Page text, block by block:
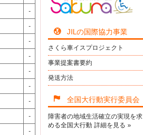
-
-
-
-
-
-
-
-
-
JILの国際協力事業
さくら車イスプロジェクト
事業提案書要約
発送方法
全国大行動実行委員会
障害者の地域生活確立の実現を求
める全国大行動 詳細を見る »